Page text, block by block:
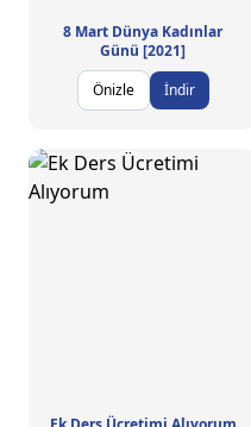
8 Mart Dünya Kadınlar
Günü [2021]
Önizle
İndir